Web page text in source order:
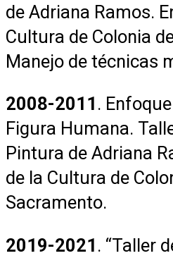
de Adriana Ramos.
Cultura de Colonia
Manejo de técnicas
2008-2011 .
Figura Humana.
Pintura de Adriana
de la Cultura de
Sacramento.
2019-2021 . “Taller